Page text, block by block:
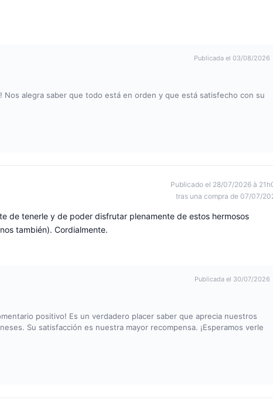
Publicada el 03/08/2026
Nos alegra saber que todo está en orden y que está satisfecho con su
Publicado el 28/07/2026 à
tras una compra de 07/07/
de tenerle y de poder disfrutar plenamente de estos hermosos
también). Cordialmente.
Publicada el 30/07/2026
positivo! Es un verdadero placer saber que aprecia nuestros
Su satisfacción es nuestra mayor recompensa. ¡Esperamos verle